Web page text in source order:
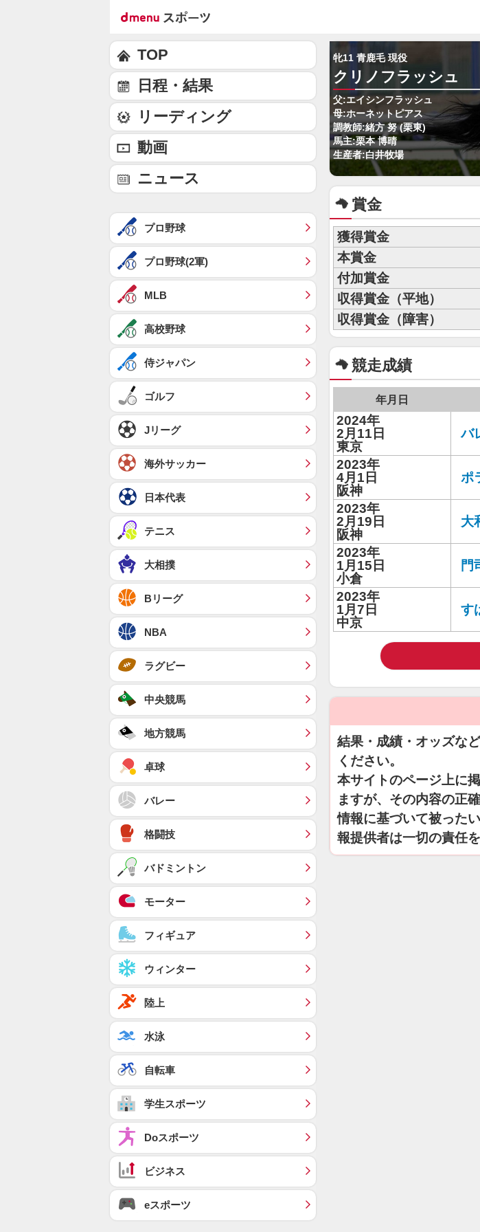
牝11 青鹿毛 現役
クリノフラッシュ
父:エイシンフラッシュ
母:ホーネットピアス
調教師:緒方 努 (栗東)
馬主:栗本 博晴
生産者:白井牧場
賞金
獲得賞金
本賞金
付加賞金
収得賞金（平地）
収得賞金（障害）
競走成績
年月日
2024年
2月11日
東京
バ
2023年
4月1日
阪神
ポ
2023年
2月19日
阪神
大
2023年
1月15日
小倉
門
2023年
1月7日
中京
す
結果・成績・オッズな
ください。
本サイトのページ上に
ますが、その内容の正
情報に基づいて被った
報提供者は一切の責任
TOP
日程・結果
リーディング
動画
ニュース
プロ野球
プロ野球(2軍)
MLB
高校野球
侍ジャパン
ゴルフ
Jリーグ
海外サッカー
日本代表
テニス
大相撲
Bリーグ
NBA
ラグビー
中央競馬
地方競馬
卓球
バレー
格闘技
バドミントン
モーター
フィギュア
ウィンター
陸上
水泳
自転車
学生スポーツ
Doスポーツ
ビジネス
eスポーツ